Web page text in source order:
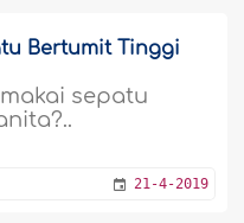
Bertumit Tinggi
sepatu
21-4-2019